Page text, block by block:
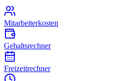
Mitarbeiterkosten
Gehaltsrechner
Freizeitrechner